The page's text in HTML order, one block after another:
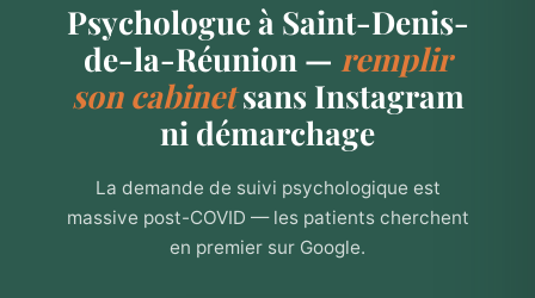
Psychologue à Saint-Denis-
de-la-Réunion — remplir
son cabinetsans Instagram
ni démarchage
La demande de suivi psychologique est
massive post-COVID — les patients cherchent
en premier sur Google.